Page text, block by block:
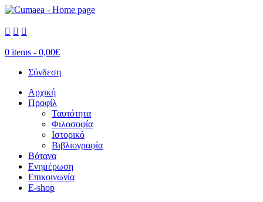
  
0 items - 0,00€
Σύνδεση
Αρχική
Προφίλ
Ταυτότητα
Φιλοσοφία
Ιστορικό
Βιβλιογραφία
Βότανα
Ενημέρωση
Επικοινωνία
E-shop